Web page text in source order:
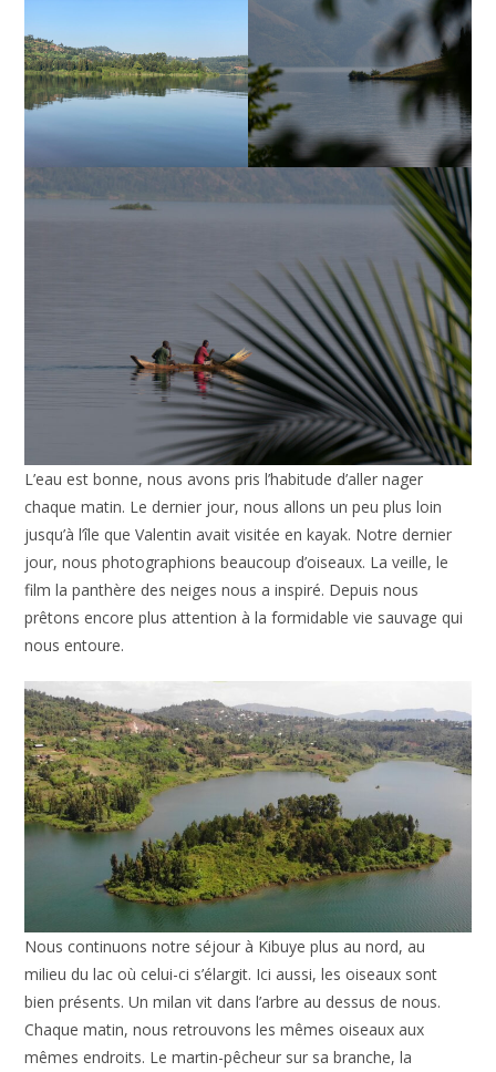
L’eau est bonne, nous avons pris l’habitude d’aller nager
chaque matin. Le dernier jour, nous allons un peu plus loin
jusqu’à l’île que Valentin avait visitée en kayak. Notre dernier
jour, nous photographions beaucoup d’oiseaux. La veille, le
film la panthère des neiges nous a inspiré. Depuis nous
prêtons encore plus attention à la formidable vie sauvage qui
nous entoure.
Nous continuons notre séjour à Kibuye plus au nord, au
milieu du lac où celui-ci s’élargit. Ici aussi, les oiseaux sont
bien présents. Un milan vit dans l’arbre au dessus de nous.
Chaque matin, nous retrouvons les mêmes oiseaux aux
mêmes endroits. Le martin-pêcheur sur sa branche, la